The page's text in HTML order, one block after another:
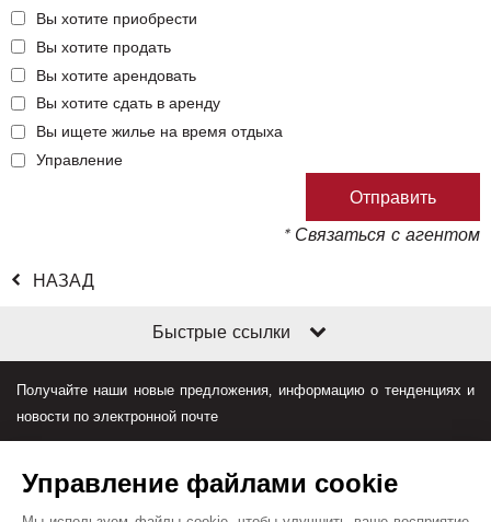
Вы хотите приобрести
Вы хотите продать
Вы хотите арендовать
Вы хотите сдать в аренду
Вы ищете жилье на время отдыха
Управление
* Связаться с агентом
НАЗАД
Быстрые ссылки
Получайте наши новые предложения, информацию о тенденциях и
новости по электронной почте
Управление файлами cookie